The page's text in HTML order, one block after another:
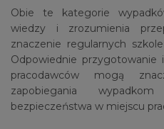
Obie te kategorie
wiedzy i zrozumienia
znaczenie regularnych
Odpowiednie przygotowanie
pracodawców mogą
zapobiegania
bezpieczeństwa w miejscu